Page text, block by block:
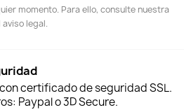
momento. Para ello, consulte nuestra
legal.
certificado de seguridad SSL.
Paypal o 3D Secure.